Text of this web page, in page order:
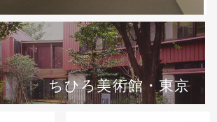
ちひろ美術館・東京